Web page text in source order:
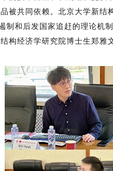
被共同依赖。北京大学新
制和后发国家追赶的理论
构经济学研究院博士生郑雅